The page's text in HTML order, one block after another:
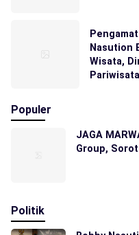
Nasution
Wisata,
Populer
JAGA
Group,
Politik